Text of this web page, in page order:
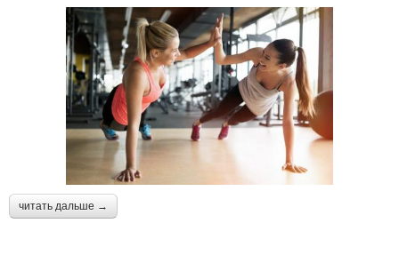
читать дальше →